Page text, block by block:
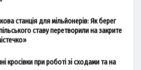
станція для мільйонерів: Як берег
ставу перетворили на закрите
кросівки при роботі зі сходами та на